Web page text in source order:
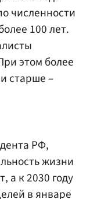
численности
100 лет.
этом более
старше –
РФ,
жизни
а к 2030 году
в январе